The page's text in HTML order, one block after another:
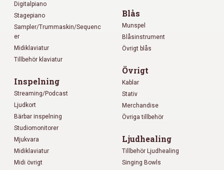
Digitalpiano
Stagepiano
Sampler/Trummaskin/Sequenc
er
Midiklaviatur
Tillbehör klaviatur
Inspelning
Streaming/Podcast
Ljudkort
Bärbar inspelning
Studiomonitorer
Mjukvara
Midiklaviatur
Midi övrigt
Blås
Munspel
Blåsinstrument
Övrigt blås
Övrigt
Kablar
Stativ
Merchandise
Övriga tillbehör
Ljudhealing
Tillbehör Ljudhealing
Singing Bowls